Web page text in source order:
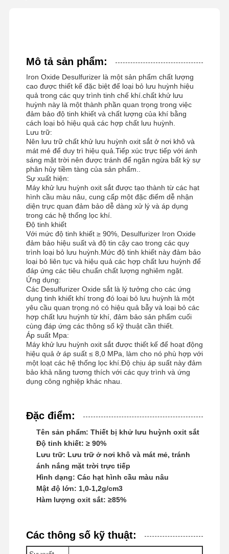
Tôi
Mô tả sản phẩm:
Iron Oxide Desulfurizer là một sản phẩm chất lượng
cao được thiết kế đặc biệt để loại bỏ lưu huỳnh hiệu
quả trong các quy trình tinh chế khí.chất khử lưu
huỳnh này là một thành phần quan trọng trong việc
đảm bảo độ tinh khiết và chất lượng của khí bằng
cách loại bỏ hiệu quả các hợp chất lưu huỳnh.
Lưu trữ:
Nên lưu trữ chất khử lưu huỳnh oxit sắt ở nơi khô và
mát mẻ để duy trì hiệu quả.Tiếp xúc trực tiếp với ánh
sáng mặt trời nên được tránh để ngăn ngừa bất kỳ sự
phân hủy tiềm tàng của sản phẩm..
Sự xuất hiện:
Máy khử lưu huỳnh oxit sắt được tạo thành từ các hạt
hình cầu màu nâu, cung cấp một đặc điểm dễ nhận
diện trực quan đảm bảo dễ dàng xử lý và áp dụng
trong các hệ thống lọc khí.
Độ tinh khiết
Với mức độ tinh khiết ≥ 90%, Desulfurizer Iron Oxide
đảm bảo hiệu suất và độ tin cậy cao trong các quy
trình loại bỏ lưu huỳnh.Mức độ tinh khiết này đảm bảo
loại bỏ liên tục và hiệu quả các hợp chất lưu huỳnh để
đáp ứng các tiêu chuẩn chất lượng nghiêm ngặt.
Ứng dụng:
Các Desulfurizer Oxide sắt là lý tưởng cho các ứng
dụng tinh khiết khí trong đó loại bỏ lưu huỳnh là một
yêu cầu quan trọng.nó có hiệu quả bẫy và loại bỏ các
hợp chất lưu huỳnh từ khí, đảm bảo sản phẩm cuối
cùng đáp ứng các thông số kỹ thuật cần thiết.
Áp suất Mpa:
Máy khử lưu huỳnh oxit sắt được thiết kế để hoạt động
hiệu quả ở áp suất ≤ 8,0 MPa, làm cho nó phù hợp với
một loạt các hệ thống lọc khí.Độ chịu áp suất này đảm
bảo khả năng tương thích với các quy trình và ứng
dụng công nghiệp khác nhau.
Đặc điểm:
Tên sản phẩm: Thiết bị khử lưu huỳnh oxit sắt
Độ tinh khiết: ≥ 90%
Lưu trữ: Lưu trữ ở nơi khô và mát mẻ, tránh
ánh nắng mặt trời trực tiếp
Hình dạng: Các hạt hình cầu màu nâu
Mật độ lớn: 1,0-1,2g/cm3
Hàm lượng oxit sắt: ≥85%
Các thông số kỹ thuật: